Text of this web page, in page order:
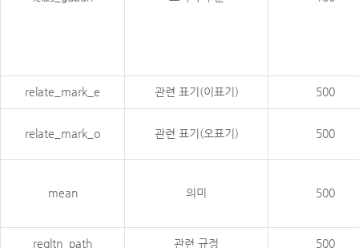
relate_mark_e 관련 표기(이표기) 500
relate_mark_o 관련 표기(오표기) 500
mean 의미 500
regltn_path 관련 규정 500